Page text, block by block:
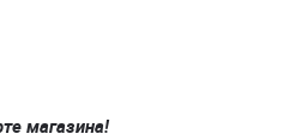
магазина!